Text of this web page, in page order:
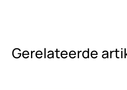
Gerelateerde